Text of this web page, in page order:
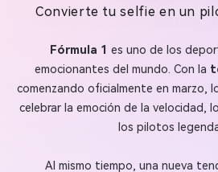
Convierte tu selfie en un
Fórmula 1 es uno de los
emocionantes del mundo. Con la
comenzando oficialmente en marzo,
celebrar la emoción de la velocidad,
los pilotos
Al mismo tiempo, una nueva